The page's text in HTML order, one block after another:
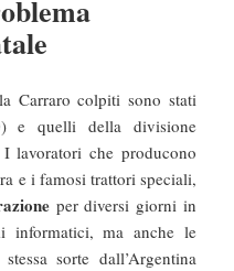
Carraro colpiti sono stati
e quelli della divisione
lavoratori che producono
e i famosi trattori speciali,
per diversi giorni in
informatici, ma anche le
sorte dall’Argentina